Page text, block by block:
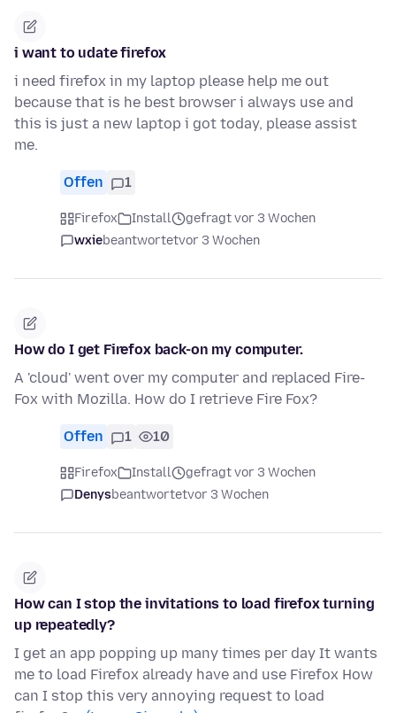
i want to udate firefox
i need firefox in my laptop please help me out
because that is he best browser i always use and
this is just a new laptop i got today, please assist
me.
Offen 1
Firefox Install
gefragt vor 3 Wochen
wxiebeantwortetvor 3 Wochen
How do I get Firefox back-on my computer.
A 'cloud' went over my computer and replaced Fire-
Fox with Mozilla. How do I retrieve Fire Fox?
Offen 1 10
Firefox Install
gefragt vor 3 Wochen
Denysbeantwortetvor 3 Wochen
How can I stop the invitations to load firefox turning
up repeatedly?
I get an app popping up many times per day It wants
me to load Firefox already have and use Firefox How
can I stop this very annoying request to load